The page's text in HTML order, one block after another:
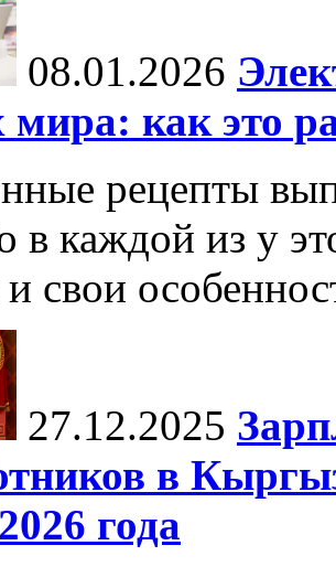
08.01.2026
мира: как это
рецепты
каждой из у
свои
27.12.2025
в
года